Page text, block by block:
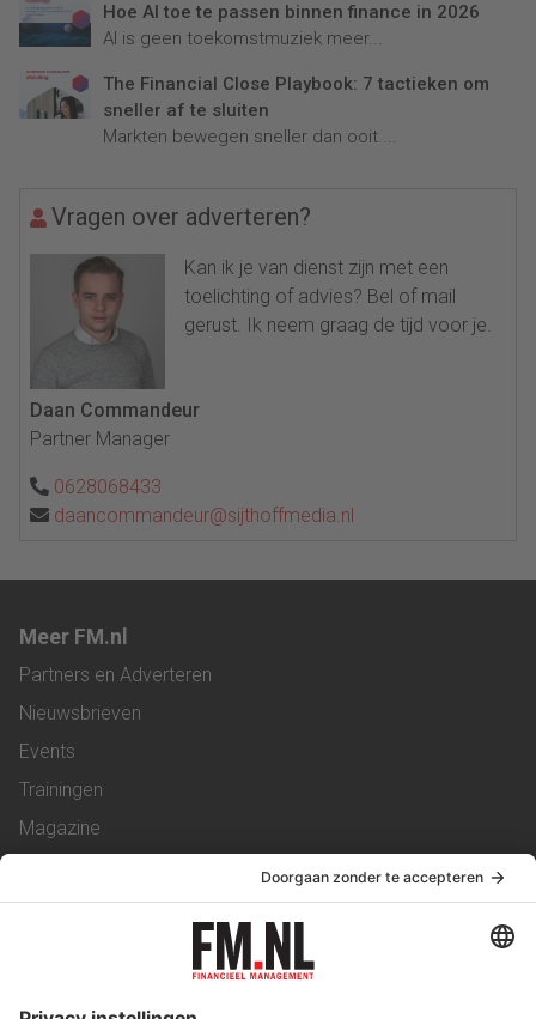
Hoe AI toe te passen binnen finance in 2026
AI is geen toekomstmuziek meer...
The Financial Close Playbook: 7 tactieken om
sneller af te sluiten
Markten bewegen sneller dan ooit....
Vragen over adverteren?
Kan ik je van dienst zijn met een
toelichting of advies? Bel of mail
gerust. Ik neem graag de tijd voor je.
Daan Commandeur
Partner Manager
0628068433
daancommandeur@sijthoffmedia.nl
Meer FM.nl
Partners en Adverteren
Nieuwsbrieven
Events
Trainingen
Magazine
Service & Contact